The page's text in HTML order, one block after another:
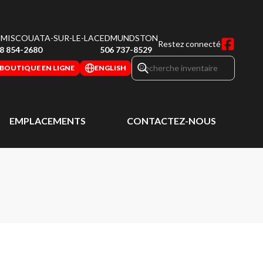
SUR-LE-LAC
854-2680
EDMUNDSTON
506 737-8529
Restez connecté
BOUTIQUE EN LIGNE ENGLISH
EMPLACEMENTS CONTACTEZ-NOUS